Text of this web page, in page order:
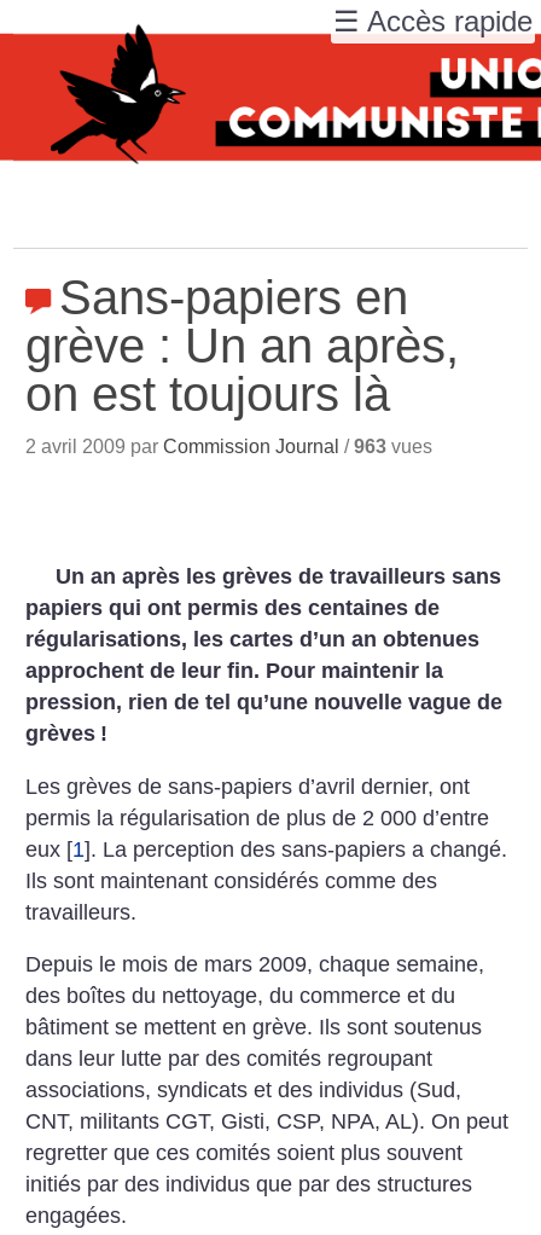
Sans-papiers en
grève : Un an après,
on est toujours là
2 avril 2009 parCommission Journal /963 vues
Un an après les grèves de travailleurs sans
papiers qui ont permis des centaines de
régularisations, les cartes d’un an obtenues
approchent de leur fin. Pour maintenir la
pression, rien de tel qu’une nouvelle vague de
grèves !
Les grèves de sans-papiers d’avril dernier, ont
permis la régularisation de plus de 2 000 d’entre
eux [1]. La perception des sans-papiers a changé.
Ils sont maintenant considérés comme des
travailleurs.
Depuis le mois de mars 2009, chaque semaine,
des boîtes du nettoyage, du commerce et du
bâtiment se mettent en grève. Ils sont soutenus
dans leur lutte par des comités regroupant
associations, syndicats et des individus (Sud,
CNT, militants CGT, Gisti, CSP, NPA, AL). On peut
regretter que ces comités soient plus souvent
initiés par des individus que par des structures
engagées.
☰ Accès rapide